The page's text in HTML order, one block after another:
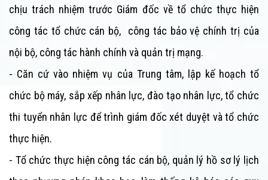
chịu trách nhiệm trước Giám đốc về tổ chức thực hiện
công tác tổ chức cán bộ, công tác bảo vệ chính trị của
nội bộ, công tác hành chính và quản trị mạng.
- Căn cứ vào nhiệm vụ của Trung tâm, lập kế hoạch tổ
chức bộ máy, sắp xếp nhân lực, đào tạo nhân lực, tổ chức
thi tuyển nhân lực để trình giám đốc xét duyệt và tổ chức
thực hiện.
- Tổ chức thực hiện công tác cán bộ, quản lý hồ sơ lý lịch